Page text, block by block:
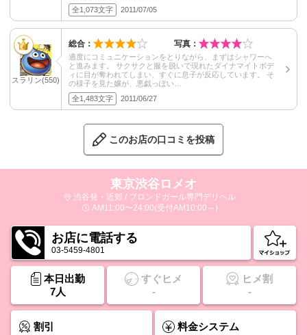
全1,073文字
2011/07/05
スラリン(550)
総合： 写真：
適度にコミュニケーションをとりながら、まずはシャワーへ
と進みます。 サクサクと服を脱いで現れたダイナマイトボデ
ィに目が奪われてしまい、すぐに息子が反応しています。 そ
の様子を見た嬢が、悪戯っぽい…
全1,483文字
2011/06/27
このお店の口コミを投稿
東京渋谷ロメオ
渋谷発・近郊 / ブロンドガール専門デリヘル
AM11:00〜24:00(受付AM10:00～)
お店に電話する
03-5459-4801
本日出勤
7人
すぐヒメ
-
ヒメ割
-
割引 料金システム